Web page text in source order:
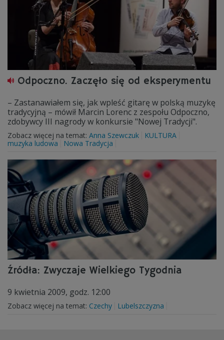
Odpoczno. Zaczęło się od eksperymentu
– Zastanawiałem się, jak wpleść gitarę w polską muzykę
tradycyjną – mówił Marcin Lorenc z zespołu Odpoczno,
zdobywcy III nagrody w konkursie "Nowej Tradycji".
Zobacz więcej na temat: Anna Szewczuk
KULTURA
muzyka ludowa
Nowa Tradycja
Źródła: Zwyczaje Wielkiego Tygodnia
9 kwietnia 2009, godz. 12:00
Zobacz więcej na temat: Czechy Lubelszczyzna